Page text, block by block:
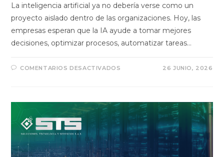
La inteligencia artificial ya no debería verse como un
proyecto aislado dentro de las organizaciones. Hoy, las
empresas esperan que la IA ayude a tomar mejores
decisiones, optimizar procesos, automatizar tareas…
COMENTARIOS DESACTIVADOS 26 JUNIO, 2026